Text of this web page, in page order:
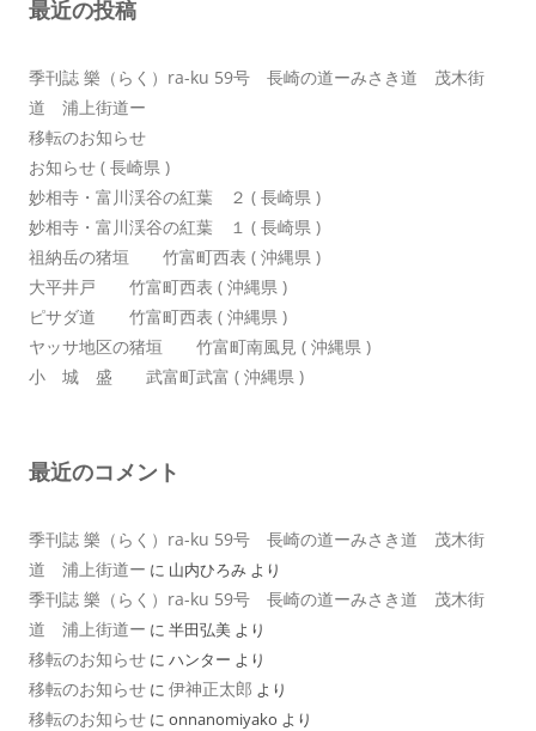
ョ
最近の投稿
季刊誌 樂（らく）ra-ku 59号 長崎の道ーみさき道 茂木街
道 浦上街道ー
移転のお知らせ
お知らせ ( 長崎県 )
妙相寺・富川渓谷の紅葉 ２ ( 長崎県 )
妙相寺・富川渓谷の紅葉 １ ( 長崎県 )
祖納岳の猪垣 竹富町西表 ( 沖縄県 )
大平井戸 竹富町西表 ( 沖縄県 )
ピサダ道 竹富町西表 ( 沖縄県 )
ヤッサ地区の猪垣 竹富町南風見 ( 沖縄県 )
小 城 盛 武富町武富 ( 沖縄県 )
最近のコメント
季刊誌 樂（らく）ra-ku 59号 長崎の道ーみさき道 茂木街
道 浦上街道ー に 山内ひろみ より
季刊誌 樂（らく）ra-ku 59号 長崎の道ーみさき道 茂木街
道 浦上街道ー に 半田弘美 より
移転のお知らせ に ハンター より
移転のお知らせ に 伊神正太郎 より
移転のお知らせ に onnanomiyako より